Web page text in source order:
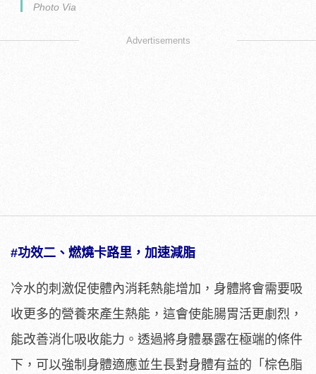
Photo Via
Advertisements
#功效二、燃燒卡路里，加速減脂
冷水的刺激促使體內消耗熱能增加，身體將會需要吸
收更多的營養來產生熱能，這會使能腸胃活更劇烈，
能改善消化吸收能力。透過將身體暴露在極端的條件
下，可以強制身體適應並生長對身體有益的「棕色脂